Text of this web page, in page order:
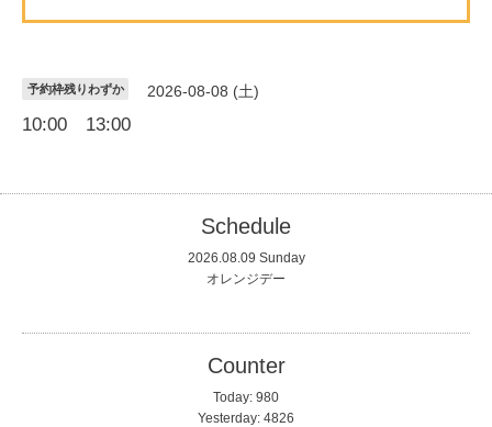
予約枠残りわずか 2026-08-08 (土)
10:00 13:00
Schedule
2026.08.09 Sunday
オレンジデー
Counter
Today: 980
Yesterday: 4826